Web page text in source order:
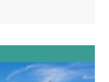
ses remparts,